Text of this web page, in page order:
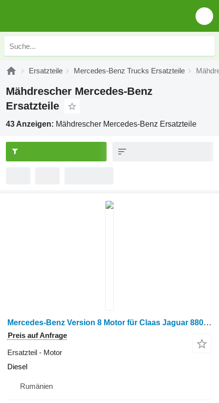
Ersatzteile Mercedes-Benz Trucks Ersatzteile
Mähdrescher Mercedes-Benz
Ersatzteile
43 Anzeigen: Mähdrescher Mercedes-Benz Ersatzteile
Mercedes-Benz Version 8 Motor für Claas Jaguar 880 Feldhäcksler
Preis auf Anfrage
Ersatzteil - Motor
Diesel
Rumänien